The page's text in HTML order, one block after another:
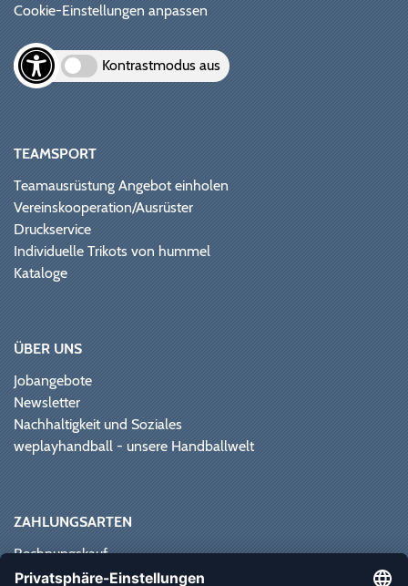
Cookie-Einstellungen anpassen
Kontrastmodus aus
TEAMSPORT
Teamausrüstung Angebot einholen
Vereinskooperation/Ausrüster
Druckservice
Individuelle Trikots von hummel
Kataloge
ÜBER UNS
Jobangebote
Newsletter
Nachhaltigkeit und Soziales
weplayhandball - unsere Handballwelt
ZAHLUNGSARTEN
Rechnungskauf
Paypal